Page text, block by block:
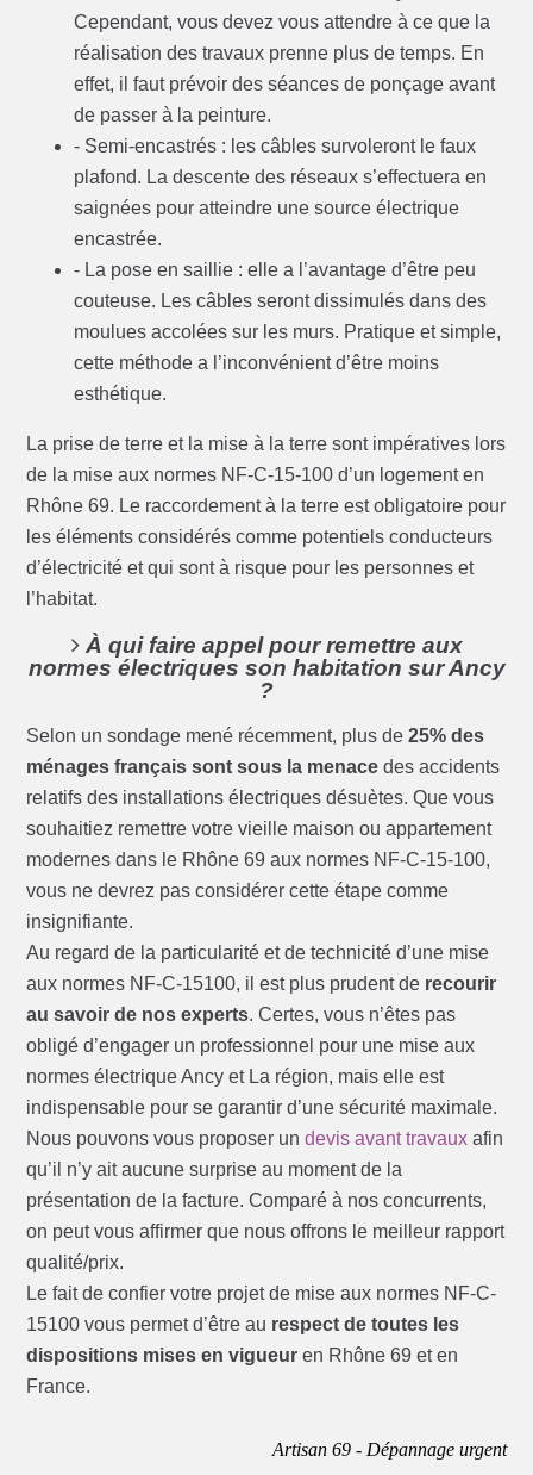
Cependant, vous devez vous attendre à ce que la
réalisation des travaux prenne plus de temps. En
effet, il faut prévoir des séances de ponçage avant
de passer à la peinture.
- Semi-encastrés : les câbles survoleront le faux
plafond. La descente des réseaux s’effectuera en
saignées pour atteindre une source électrique
encastrée.
- La pose en saillie : elle a l’avantage d’être peu
couteuse. Les câbles seront dissimulés dans des
moulues accolées sur les murs. Pratique et simple,
cette méthode a l’inconvénient d’être moins
esthétique.
La prise de terre et la mise à la terre sont impératives lors
de la mise aux normes NF-C-15-100 d’un logement en
Rhône 69. Le raccordement à la terre est obligatoire pour
les éléments considérés comme potentiels conducteurs
d’électricité et qui sont à risque pour les personnes et
l’habitat.
À qui faire appel pour remettre aux
normes électriques son habitation sur Ancy
?
Selon un sondage mené récemment, plus de25% des
ménages français sont sous la menace des accidents
relatifs des installations électriques désuètes. Que vous
souhaitiez remettre votre vieille maison ou appartement
modernes dans le Rhône 69 aux normes NF-C-15-100,
vous ne devrez pas considérer cette étape comme
insignifiante.
Au regard de la particularité et de technicité d’une mise
aux normes NF-C-15100, il est plus prudent de recourir
au savoir de nos experts. Certes, vous n’êtes pas
obligé d’engager un professionnel pour une mise aux
normes électrique Ancy et La région, mais elle est
indispensable pour se garantir d’une sécurité maximale.
Nous pouvons vous proposer undevis avant travaux afin
qu’il n’y ait aucune surprise au moment de la
présentation de la facture. Comparé à nos concurrents,
on peut vous affirmer que nous offrons le meilleur rapport
qualité/prix.
Le fait de confier votre projet de mise aux normes NF-C-
15100 vous permet d’être au respect de toutes les
dispositions mises en vigueur en Rhône 69 et en
France.
Artisan 69 - Dépannage urgent